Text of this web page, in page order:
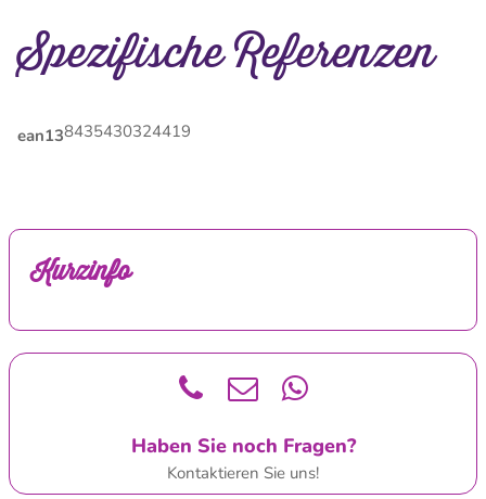
Spezifische Referenzen
ean138435430324419
Kurzinfo
Haben Sie noch Fragen?
Kontaktieren Sie uns!